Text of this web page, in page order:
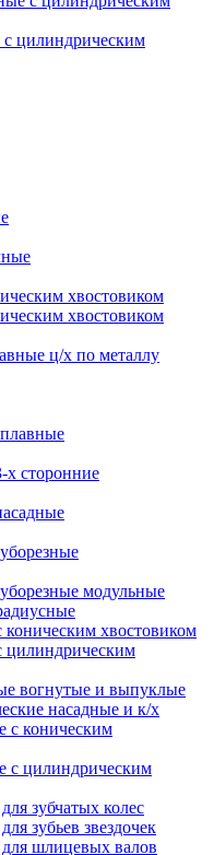
с цилиндрическим
хвостовиком
хвостовиком
ц/х по металлу
сторонние
модульные
хвостовиком
цилиндрическим
вогнутые и выпуклые
насадные и к/х
коническим
цилиндрическим
зубчатых колес
зубьев звездочек
шлицевых валов